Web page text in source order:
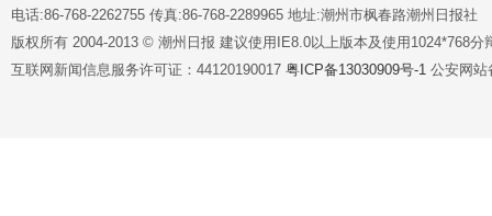
电话:86-768-2262755 传真:86-768-2289965 地址:潮州市枫春路潮州日报社
版权所有 2004-2013 © 潮州日报 建议使用IE8.0以上版本及使用1024*768分
互联网新闻信息服务许可证：44120190017 粤ICP备13030909号-1 公安网站